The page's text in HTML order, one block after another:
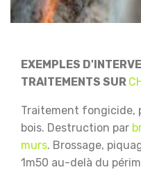
EXEMPLES
TRAITEMENTS SUR
Traitement fongicide,
bois. Destruction par
murs. Brossage,
1m50 au-delà du